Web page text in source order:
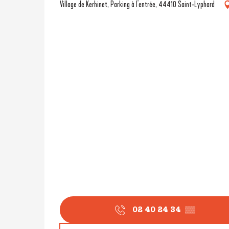
Village de Kerhinet, Parking à l'entrée, 44410 Saint-Lyphard
02 40 24 34 ▒▒